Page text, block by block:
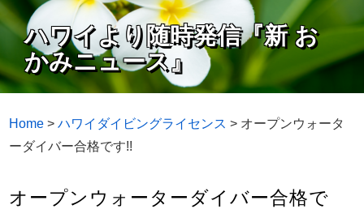
ハワイより随時発信『新 お
かみニュース』
Home >ハワイダイビングライセンス > オープンウォータ
ーダイバー合格です!!
オープンウォーターダイバー合格で